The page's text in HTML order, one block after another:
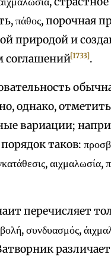
πάθος, порочная
природой и
соглашений[1733].
однако,
вариации;
таков:
αιχμαλωσία,
перечисляет
συνδυασμός,